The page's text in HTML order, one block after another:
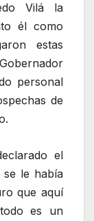
Vilá la
él como
estas
personal
de
el
se le había
que aquí
es un